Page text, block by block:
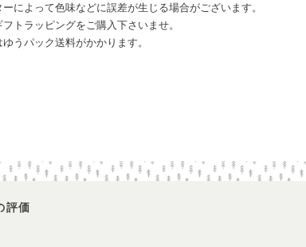
ーによって色味などに誤差が生じる場合がございます。
トラッピングをご購入下さいませ。
うパック送料がかかります。
評価